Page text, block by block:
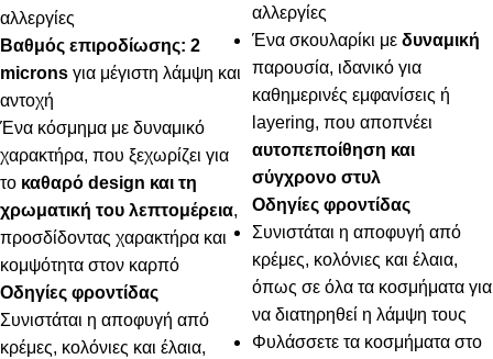
αλλεργίες
Βαθμός επιροδίωσης: 2
microns για μέγιστη λάμψη και
αντοχή
Ένα κόσμημα με δυναμικό
χαρακτήρα, που ξεχωρίζει για
το καθαρό design και τη
χρωματική του λεπτομέρεια,
προσδίδοντας χαρακτήρα και
κομψότητα στον καρπό
Οδηγίες φροντίδας
Συνιστάται η αποφυγή από
κρέμες, κολόνιες και έλαια,
αλλεργίες
Ένα σκουλαρίκι με δυναμική
παρουσία, ιδανικό για
καθημερινές εμφανίσεις ή
layering, που αποπνέει
αυτοπεποίθηση και
σύγχρονο στυλ
Οδηγίες φροντίδας
Συνιστάται η αποφυγή από
κρέμες, κολόνιες και έλαια,
όπως σε όλα τα κοσμήματα για
να διατηρηθεί η λάμψη τους
Φυλάσσετε τα κοσμήματα στο